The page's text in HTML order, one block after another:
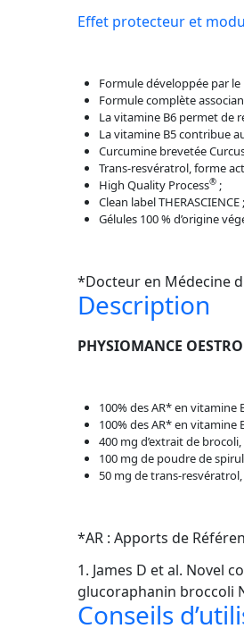
Effet protecteur et
Formule développée par le
Formule complète
La vitamine B6 permet de
La vitamine B5 contribue
Curcumine brevetée
Trans-resvératrol, forme
High Quality Process® ;
Clean label THERASCIENCE ;
Gélules 100 % d’origine
*Docteur en Médecine
Description
PHYSIOMANCE
100% des AR* en
100% des AR* en vitamine
400 mg d’extrait de
100 mg de poudre de
50 mg de trans-
*AR : Apports de
1. James D et al. Novel
glucoraphanin broccoli
Conseils